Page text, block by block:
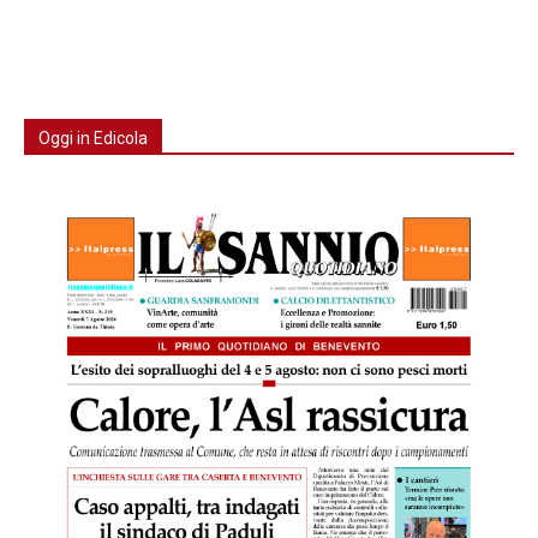
Oggi in Edicola